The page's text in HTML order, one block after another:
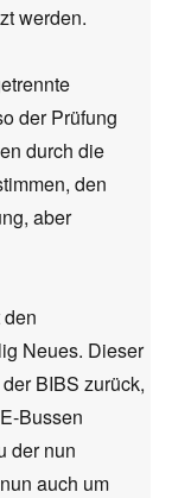
werden.
der Prüfung
durch die
den
aber
Neues. Dieser
BIBS zurück,
Bussen
der nun
auch um